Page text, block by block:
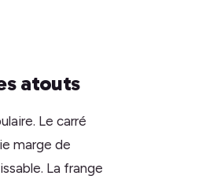
atouts
Le carré
marge de
La frange